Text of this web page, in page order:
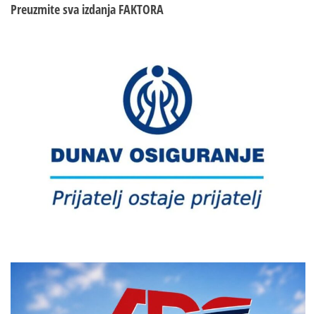
Preuzmite sva izdanja FAKTORA